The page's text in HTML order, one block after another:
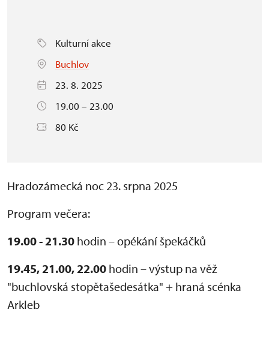
Kulturní akce
Buchlov
23. 8. 2025
19.00 – 23.00
80 Kč
Hradozámecká noc 23. srpna 2025
Program večera:
19.00 - 21.30 hodin – opékání špekáčků
19.45, 21.00, 22.00 hodin – výstup na věž
"buchlovská stopětašedesátka" + hraná scénka
Arkleb